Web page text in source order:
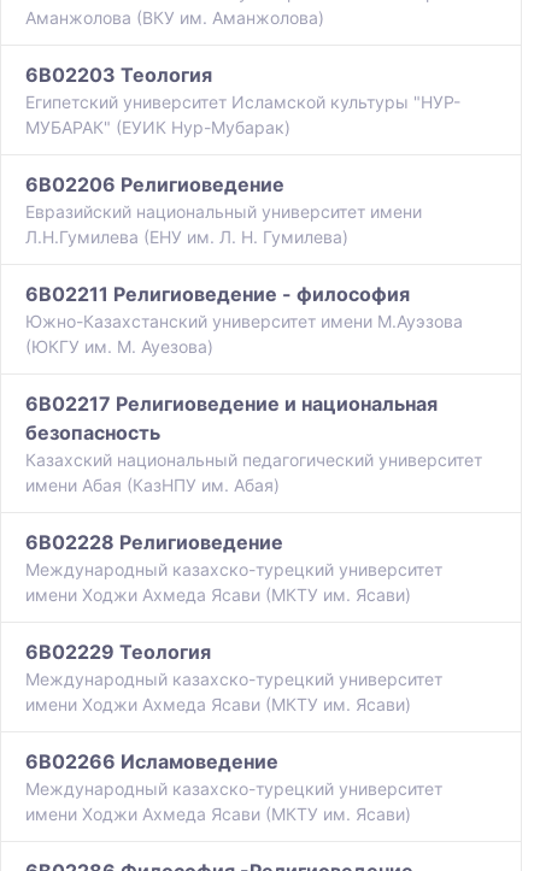
Аманжолова (ВКУ им. Аманжолова)
6B02203 Теология
Египетский университет Исламской культуры "НУР-
МУБАРАК" (ЕУИК Нур-Мубарак)
6B02206 Религиоведение
Евразийский национальный университет имени
Л.Н.Гумилева (ЕНУ им. Л. Н. Гумилева)
6B02211 Религиоведение - философия
Южно-Казахстанский университет имени М.Ауэзова
(ЮКГУ им. М. Ауезова)
6B02217 Религиоведение и национальная
безопасность
Казахский национальный педагогический университет
имени Абая (КазНПУ им. Абая)
6B02228 Религиоведение
Международный казахско-турецкий университет
имени Ходжи Ахмеда Ясави (МКТУ им. Ясави)
6B02229 Теология
Международный казахско-турецкий университет
имени Ходжи Ахмеда Ясави (МКТУ им. Ясави)
6B02266 Исламоведение
Международный казахско-турецкий университет
имени Ходжи Ахмеда Ясави (МКТУ им. Ясави)